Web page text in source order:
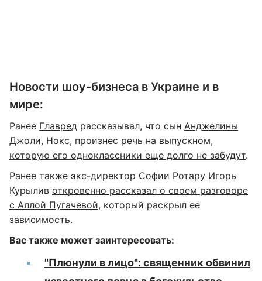
Новости шоу-бизнеса в Украине и в
мире:
Ранее Главред рассказывал, что сын Анджелины
Джоли, Нокс, произнес речь на выпускном,
которую его одноклассники еще долго не забудут.
Ранее также экс-директор Софии Ротару Игорь
Курылив откровенно рассказал о своем разговоре
с Аллой Пугачевой, который раскрыл ее
зависимость.
Вас также может заинтересовать:
"Плюнули в лицо": священник обвинил